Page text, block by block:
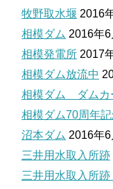
牧野取水堰 2016
相模ダム 2016年6
相模発電所 2017
相模ダム放流中
相模ダム ダムカ
相模ダム70周年
沼本ダム 2016年6
三井用水取入所跡
三井用水取入所